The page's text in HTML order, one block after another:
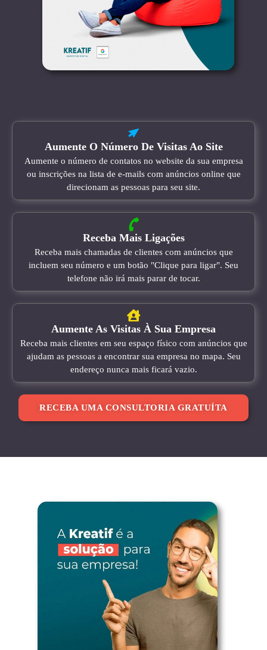
Aumente O Número De Visitas Ao Site
Aumente o número de contatos no website da sua empresa
ou inscrições na lista de e-mails com anúncios online que
direcionam as pessoas para seu site.
Receba Mais Ligações
Receba mais chamadas de clientes com anúncios que
incluem seu número e um botão "Clique para ligar". Seu
telefone não irá mais parar de tocar.
Aumente As Visitas À Sua Empresa
Receba mais clientes em seu espaço físico com anúncios que
ajudam as pessoas a encontrar sua empresa no mapa. Seu
endereço nunca mais ficará vazio.
RECEBA UMA CONSULTORIA GRATUÍTA